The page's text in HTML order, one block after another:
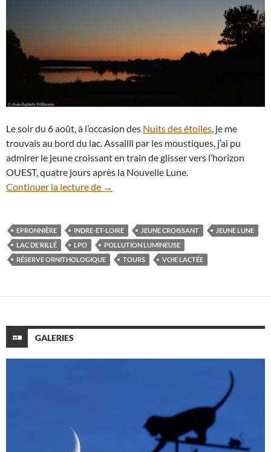
Le soir du 6 août, à l’occasion des Nuits des étoiles, je me
trouvais au bord du lac. Assailli par les moustiques, j’ai pu
admirer le jeune croissant en train de glisser vers l’horizon
OUEST, quatre jours après la Nouvelle Lune.
Continuer la lecture de Jeune croissant de Lune au-dessus du
→
EPRONNIÈRE INDRE-ET-LOIRE JEUNE CROISSANT
JEUNE LUNE
LAC DE RILLÉ
LPO
POLLUTION LUMINEUSE
RÉSERVE ORNITHOLOGIQUE
TOURS VOIE LACTÉE
GALERIES